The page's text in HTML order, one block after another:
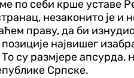
по себи крше
незаконито је и
праву, да би
највишег
су размјере апсурда,
Српске.